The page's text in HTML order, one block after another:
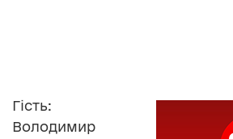
Гість:
Володимир